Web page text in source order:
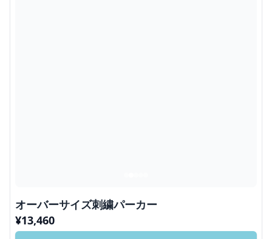
オーバーサイズ刺繍パーカー
¥13,460